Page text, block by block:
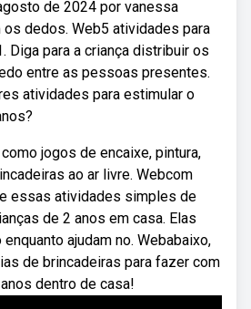
de 2024 por vanessa
os dedos. Web5 atividades para
Diga para a criança distribuir os
entre as pessoas presentes.
atividades para estimular o
jogos de encaixe, pintura,
ao ar livre. Webcom
essas atividades simples de
de 2 anos em casa. Elas
ajudam no. Webabaixo,
de brincadeiras para fazer com
dentro de casa!